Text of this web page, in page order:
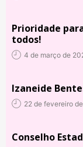
Prioridade
todos!
4 de março de
Izaneide
22 de fevereiro
Conselho